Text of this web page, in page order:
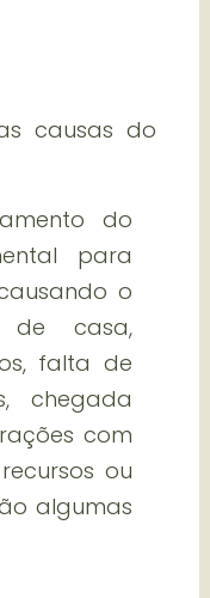
causas do
do
para
o
de casa,
falta de
chegada
com
ou
algumas